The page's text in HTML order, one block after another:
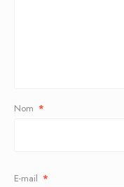
Nom *
E-mail *